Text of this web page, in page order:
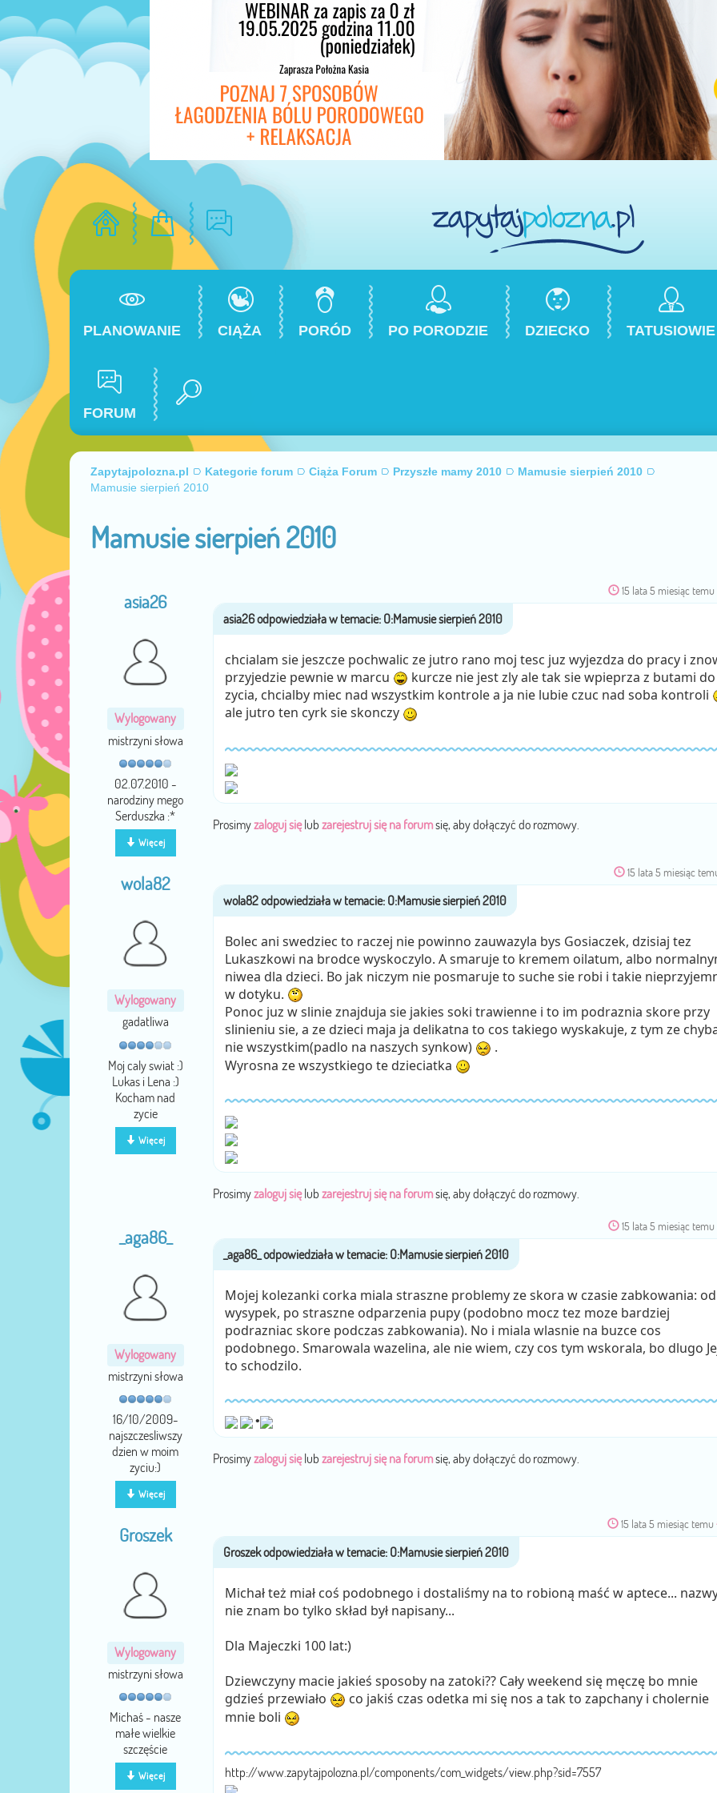
PLANOWANIE CIĄŻA PORÓD PO PORODZIE DZIECKO TATUSIOWIE
FORUM
Zapytajpolozna.pl Kategorie forum Ciąża Forum Przyszłe mamy 2010
Mamusie sierpień 2010
Mamusie sierpień 2010
Mamusie sierpień 2010
asia26
Wylogowany
mistrzyni słowa
02.07.2010 -
narodziny mego
Serduszka :*
Więcej
15 lata 5 miesiąc temu
chcialam sie jeszcze pochwalic ze jutro rano moj tesc juz wyjezdza do pracy i
przyjedzie pewnie w marcu
kurcze nie jest zly ale tak sie wpieprza z butami do
zycia, chcialby miec nad wszystkim kontrole a ja nie lubie czuc nad soba kontroli
ale jutro ten cyrk sie skonczy
Prosimyzaloguj sięlub zarejestruj się na forumsię, aby dołączyć do rozmowy.
wola82
Wylogowany
gadatliwa
Moj caly swiat :)
Lukas i Lena :)
Kocham nad
zycie
Więcej
15 lata 5 miesiąc
Bolec ani swedziec to raczej nie powinno zauwazyla bys Gosiaczek, dzisiaj tez
Lukaszkowi na brodce wyskoczylo. A smaruje to kremem oilatum, albo
niwea dla dzieci. Bo jak niczym nie posmaruje to suche sie robi i takie
w dotyku.
Ponoc juz w slinie znajduja sie jakies soki trawienne i to im podraznia skore przy
slinieniu sie, a ze dzieci maja ja delikatna to cos takiego wyskakuje, z tym ze
nie wszystkim(padlo na naszych synkow)
.
Wyrosna ze wszystkiego te dzieciatka
Prosimyzaloguj sięlub zarejestruj się na forumsię, aby dołączyć do rozmowy.
_aga86_
Wylogowany
mistrzyni słowa
16/10/2009-
najszczesliwszy
dzien w moim
zyciu:)
Więcej
15 lata 5 miesiąc temu
Mojej kolezanki corka miala straszne problemy ze skora w czasie zabkowania: od
wysypek, po straszne odparzenia pupy (podobno mocz tez moze bardziej
podrazniac skore podczas zabkowania). No i miala wlasnie na buzce cos
podobnego. Smarowala wazelina, ale nie wiem, czy cos tym wskorala, bo dlugo
to schodzilo.
•
Prosimyzaloguj sięlub zarejestruj się na forumsię, aby dołączyć do rozmowy.
Groszek
Wylogowany
mistrzyni słowa
Michaś - nasze
małe wielkie
szczęście
Więcej
15 lata 5 miesiąc temu
Michał też miał coś podobnego i dostaliśmy na to robioną maść w aptece...
nie znam bo tylko skład był napisany...
Dla Majeczki 100 lat:)
Dziewczyny macie jakieś sposoby na zatoki?? Cały weekend się męczę bo mnie
gdzieś przewiało
co jakiś czas odetka mi się nos a tak to zapchany i cholernie
mnie boli
http://www.zapytajpolozna.pl/components/com_widgets/view.php?sid=7557